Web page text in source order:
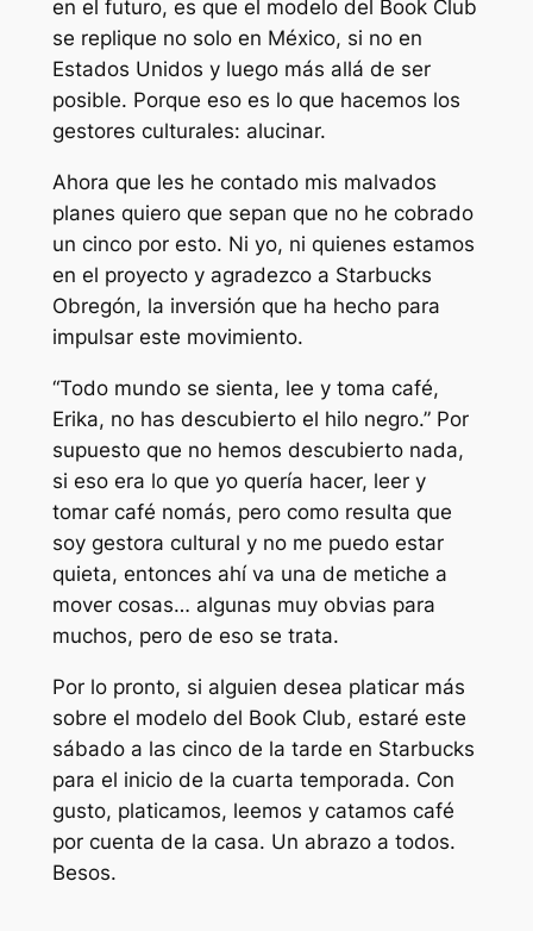
en el futuro, es que el modelo del Book Club
se replique no solo en México, si no en
Estados Unidos y luego más allá de ser
posible. Porque eso es lo que hacemos los
gestores culturales: alucinar.
Ahora que les he contado mis malvados
planes quiero que sepan que no he cobrado
un cinco por esto. Ni yo, ni quienes estamos
en el proyecto y agradezco a Starbucks
Obregón, la inversión que ha hecho para
impulsar este movimiento.
“Todo mundo se sienta, lee y toma café,
Erika, no has descubierto el hilo negro.” Por
supuesto que no hemos descubierto nada,
si eso era lo que yo quería hacer, leer y
tomar café nomás, pero como resulta que
soy gestora cultural y no me puedo estar
quieta, entonces ahí va una de metiche a
mover cosas… algunas muy obvias para
muchos, pero de eso se trata.
Por lo pronto, si alguien desea platicar más
sobre el modelo del Book Club, estaré este
sábado a las cinco de la tarde en Starbucks
para el inicio de la cuarta temporada. Con
gusto, platicamos, leemos y catamos café
por cuenta de la casa. Un abrazo a todos.
Besos.